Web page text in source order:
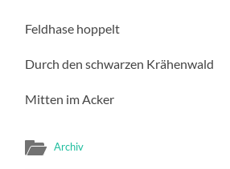
Feldhase hoppelt
Durch den schwarzen Krähenwald
Mitten im Acker
Archiv